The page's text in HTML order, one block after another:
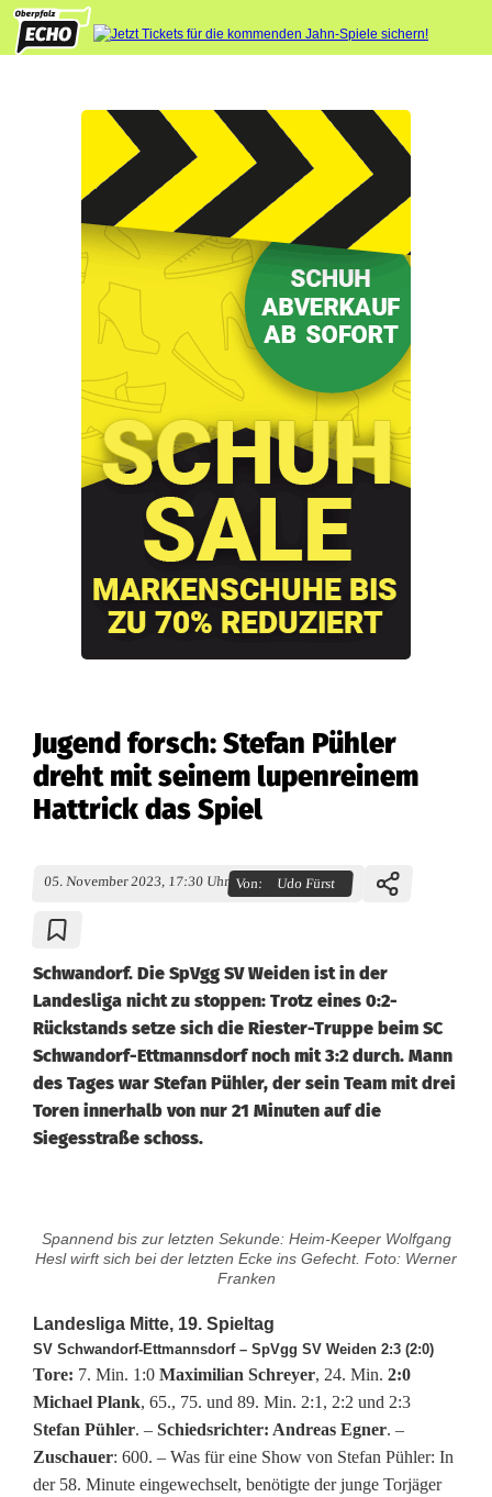
Jugend forsch: Stefan Pühler
dreht mit seinem lupenreinem
Hattrick das Spiel
05. November 2023, 17:30 Uhr Von: Udo Fürst
Schwandorf. Die SpVgg SV Weiden ist in der
Landesliga nicht zu stoppen: Trotz eines 0:2-
Rückstands setze sich die Riester-Truppe beim SC
Schwandorf-Ettmannsdorf noch mit 3:2 durch. Mann
des Tages war Stefan Pühler, der sein Team mit drei
Toren innerhalb von nur 21 Minuten auf die
Siegesstraße schoss.
u
e
n
d
f
Spannend bis zur letzten Sekunde: Heim-Keeper Wolfgang
Hesl wirft sich bei der letzten Ecke ins Gefecht. Foto: Werner
Franken
Landesliga Mitte, 19. Spieltag
SV Schwandorf-Ettmannsdorf – SpVgg SV Weiden 2:3 (2:0)
Tore: 7. Min. 1:0 Maximilian Schreyer, 24. Min. 2:0
Michael Plank, 65., 75. und 89. Min. 2:1, 2:2 und 2:3
Stefan Pühler. – Schiedsrichter: Andreas Egner. –
Zuschauer: 600. – Was für eine Show von Stefan Pühler: In
der 58. Minute eingewechselt, benötigte der junge Torjäger